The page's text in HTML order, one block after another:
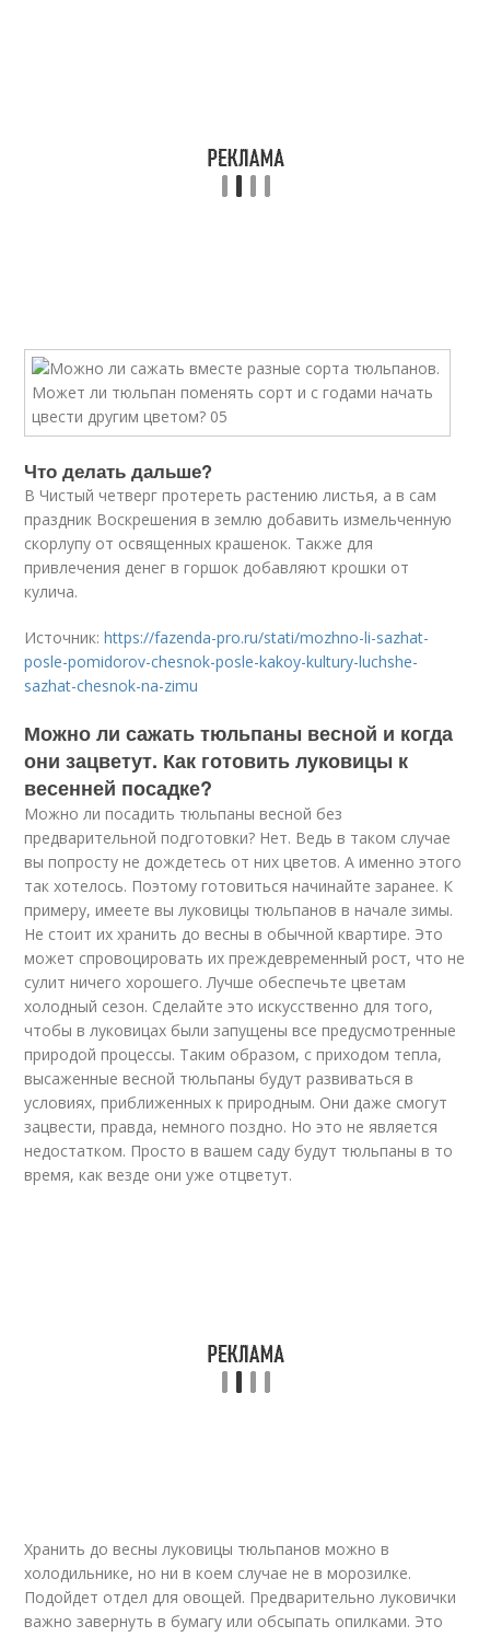
Что делать дальше?
В Чистый четверг протереть растению листья, а в сам
праздник Воскрешения в землю добавить измельченную
скорлупу от освященных крашенок. Также для
привлечения денег в горшок добавляют крошки от
кулича.
Источник:https://fazenda-pro.ru/stati/mozhno-li-sazhat-
posle-pomidorov-chesnok-posle-kakoy-kultury-luchshe-
sazhat-chesnok-na-zimu
Можно ли сажать тюльпаны весной и когда
они зацветут. Как готовить луковицы к
весенней посадке?
Можно ли посадить тюльпаны весной без
предварительной подготовки? Нет. Ведь в таком случае
вы попросту не дождетесь от них цветов. А именно этого
так хотелось. Поэтому готовиться начинайте заранее. К
примеру, имеете вы луковицы тюльпанов в начале зимы.
Не стоит их хранить до весны в обычной квартире. Это
может спровоцировать их преждевременный рост, что не
сулит ничего хорошего. Лучше обеспечьте цветам
холодный сезон. Сделайте это искусственно для того,
чтобы в луковицах были запущены все предусмотренные
природой процессы. Таким образом, с приходом тепла,
высаженные весной тюльпаны будут развиваться в
условиях, приближенных к природным. Они даже смогут
зацвести, правда, немного поздно. Но это не является
недостатком. Просто в вашем саду будут тюльпаны в то
время, как везде они уже отцветут.
Хранить до весны луковицы тюльпанов можно в
холодильнике, но ни в коем случае не в морозилке.
Подойдет отдел для овощей. Предварительно луковички
важно завернуть в бумагу или обсыпать опилками. Это